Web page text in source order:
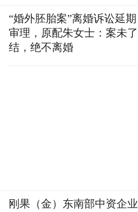
“婚外胚胎案”离婚诉讼延期
审理，原配朱女士：案未了
结，绝不离婚
刚果（金）东南部中资企业